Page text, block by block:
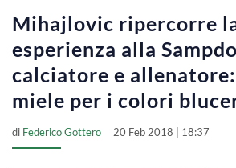
Mihajlovic ripercorre
esperienza alla
calciatore e
miele per i colori
di Federico Gottero 20 Feb 2018 | 18:37